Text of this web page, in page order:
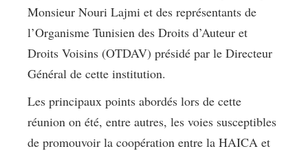
Monsieur Nouri Lajmi et des représentants de
l’Organisme Tunisien des Droits d’Auteur et
Droits Voisins (OTDAV) présidé par le Directeur
Général de cette institution.
Les principaux points abordés lors de cette
réunion on été, entre autres, les voies susceptibles
de promouvoir la coopération entre la HAICA et